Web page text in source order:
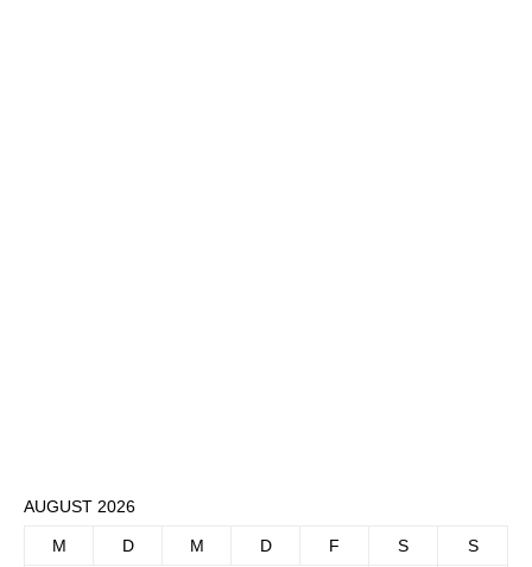
AUGUST 2026
M D M D F S S